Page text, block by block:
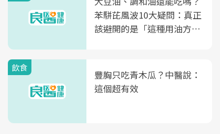
苯駢芘風波10大疑問：真正
該避開的是「這種用油方
飲食
豐胸只吃青木瓜？中醫說：
這個超有效